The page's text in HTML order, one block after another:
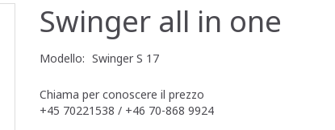
Swinger all in one
Modello: Swinger S 17
Chiama per conoscere il prezzo
+45 70221538 / +46 70-868 9924